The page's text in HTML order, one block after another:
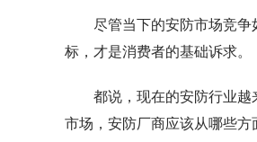
尽管当下的安防市场竞争
标，才是消费者的基础诉求。
都说，现在的安防行业越
市场，安防厂商应该从哪些